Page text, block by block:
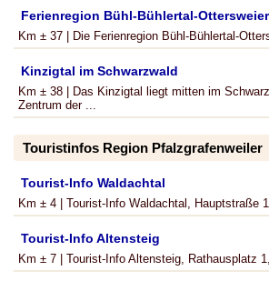
Ferienregion Bühl-Bühlertal-Ottersweier
Km ± 37 | Die Ferienregion Bühl-Bühlertal-
Kinzigtal im Schwarzwald
Km ± 38 | Das Kinzigtal liegt mitten im
Zentrum der ...
Touristinfos Region Pfalzgrafenweiler
Tourist-Info Waldachtal
Km ± 4 | Tourist-Info Waldachtal, Hauptstraße
Tourist-Info Altensteig
Km ± 7 | Tourist-Info Altensteig, Rathausplatz